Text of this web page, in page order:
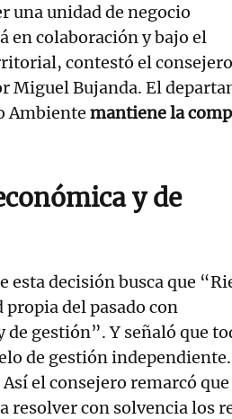
una unidad de negocio
en colaboración y bajo el
contestó el
Miguel Bujanda. El
Ambiente mantiene la
y de
esta decisión busca que
del pasado con
gestión”. Y señaló que
de gestión independiente.
el consejero remarcó que
resolver con solvencia los